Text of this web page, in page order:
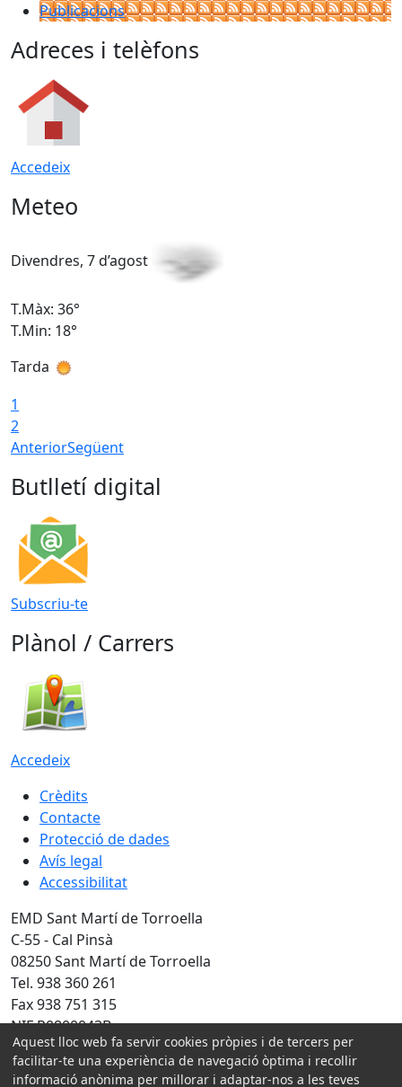
Publicacions
Adreces i telèfons
Accedeix
Meteo
Divendres, 7 d’agost
T.Màx: 36°
T.Min: 18°
Tarda
1
2
AnteriorSegüent
Butlletí digital
Subscriu-te
Plànol / Carrers
Accedeix
Crèdits
Contacte
Protecció de dades
Avís legal
Accessibilitat
EMD Sant Martí de Torroella
C-55 - Cal Pinsà
08250 Sant Martí de Torroella
Tel. 938 360 261
Fax 938 751 315
NIF P0800043B
Amb la col·laboració de:
Aquest lloc web fa servir cookies pròpies i de tercers per
facilitar-te una experiència de navegació òptima i recollir
informació anònima per millorar i adaptar-nos a les teves